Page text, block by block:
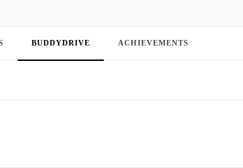
BUDDYDRIVE ACHIEVEMENTS